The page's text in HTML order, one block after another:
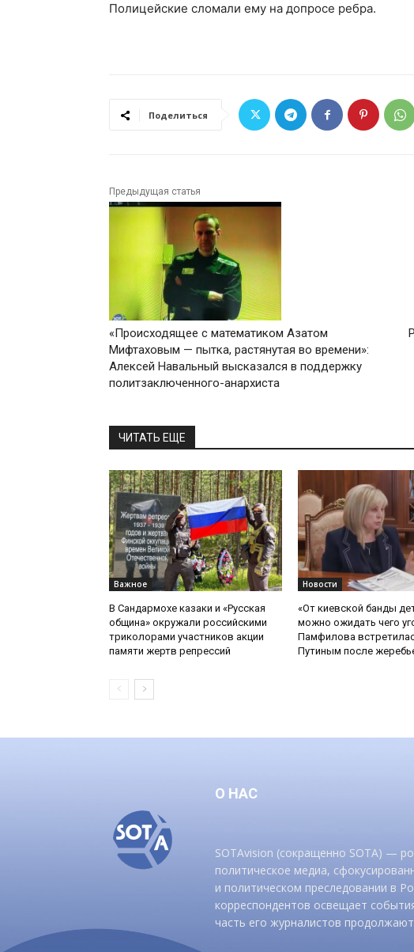
Полицейские сломали ему на допросе ребра.
Поделиться
Предыдущая статья
«Происходящее с математиком Азатом
Мифтаховым — пытка, растянутая во времени»:
Алексей Навальный высказался в поддержку
политзаключенного-анархиста
ЧИТАТЬ ЕЩЕ
Важное
В Сандармохе казаки и «Русская
община» окружали российскими
триколорами участников акции
памяти жертв репрессий
Новости
«От киевской банды
можно ожидать чего
Памфилова
Путиным после
О НАС
SOTAvision (сокращенно SOTA) —
политическое медиа,
и политическом преследовании в
корреспондентов освещает
часть его журналистов